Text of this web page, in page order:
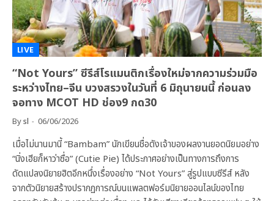
LIVE
“Not Yours” ซีรีส์โรแมนติกเรื่องใหม่จากความร่วมมือ
ระหว่างไทย–จีน บวงสรวงในวันที่ 6 มิถุนายนนี้ ก่อนลง
จอทาง MCOT HD ช่อง9 กด30
Bysl 06/06/2026
เมื่อไม่นานมานี้ “Bambam” นักเขียนชื่อดังเจ้าของผลงานยอดนิยมอย่าง
“นิ่งเฮียก็หาว่าซื่อ” (Cutie Pie) ได้ประกาศอย่างเป็นทางการถึงการ
ดัดแปลงนิยายฮิตอีกหนึ่งเรื่องอย่าง “Not Yours” สู่รูปแบบซีรีส์ หลัง
จากตัวนิยายสร้างปรากฏการณ์บนแพลตฟอร์มนิยายออนไลน์ของไทย